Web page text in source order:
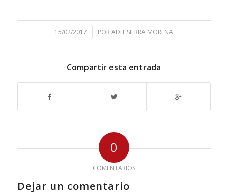
15/02/2017
/ PORADIT SIERRA MORENA
Compartir esta entrada
0
COMENTARIOS
Dejar un comentario